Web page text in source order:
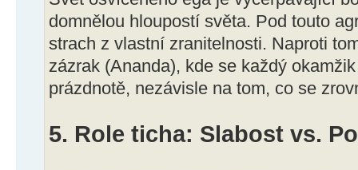
domnělou hloupostí světa. Pod touto
strach z vlastní zranitelnosti. Naproti
zázrak (Ananda), kde se každý
prázdnotě, nezávisle na tom, co se
5. Role ticha: Slabost vs.